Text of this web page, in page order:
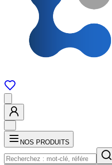
NOS PRODUITS